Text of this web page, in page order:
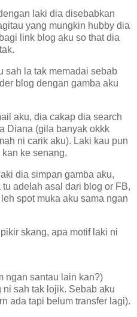
laki dia disebabkan
yang mungkin hubby dia
link blog aku so that dia
sah la tak memadai sebab
blog dengan gamba aku
aku, dia cakap dia search
Diana (gila banyak okkk
ni carik aku). Laki kau pun
ke senang.
dia simpan gamba aku,
adelah asal dari blog or FB,
spot muka aku sama ngan
skang, apa motif laki ni
ngan santau lain kan?)
ni sah tak lojik. Sebab aku
ada tapi belum transfer lagi).